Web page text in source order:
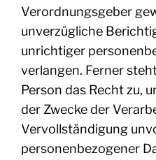
Verordnungsgeber
unverzügliche
unrichtiger
verlangen. Ferner
Person das Recht zu,
der Zwecke der
Vervollständigung
personenbezogener